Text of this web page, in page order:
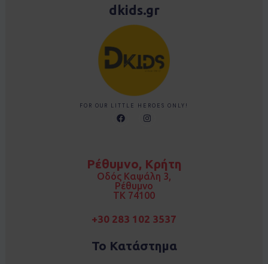
dkids.gr
FOR OUR LITTLE HEROES ONLY!
F
a
o
I
n
r
a
m
Ρέθυμνο, Κρήτη
Οδός Καψάλη 3,
Ρέθυμνο
TK 74100
+30 283 102 3537
Το Κατάστημα